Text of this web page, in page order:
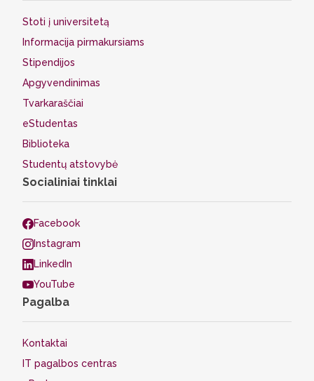
Stoti į universitetą
Informacija pirmakursiams
Stipendijos
Apgyvendinimas
Tvarkaraščiai
eStudentas
Biblioteka
Studentų atstovybė
Socialiniai tinklai
Facebook
Instagram
LinkedIn
YouTube
Pagalba
Kontaktai
IT pagalbos centras